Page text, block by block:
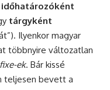
időhatározóként
tárgyként
Ilyenkor magyar
többnyire változatlan
ek. Bár kissé
teljesen bevett a